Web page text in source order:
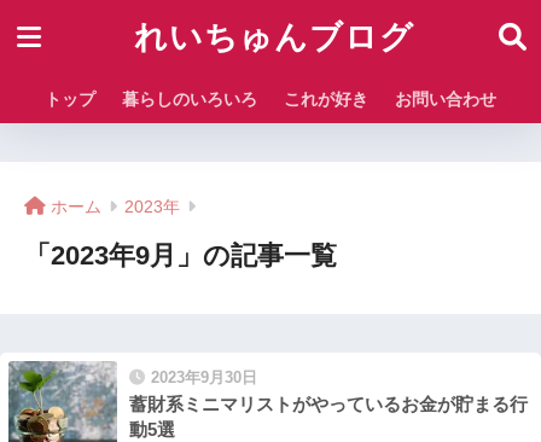
れいちゅんブログ
トップ 暮らしのいろいろ これが好き お問い合わせ
ホーム 2023年
「2023年9月」の記事一覧
2023年9月30日
蓄財系ミニマリストがやっているお金が貯まる行
動5選